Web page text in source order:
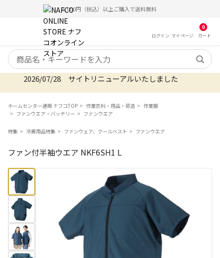
5,000円（税込）以上ご購入で送料無料
ログイン マイ ページ
0
カート
検索キーワード
2026/07/28 サイトリニューアルいたしました
ホームセンター通販 ナフコTOP 作業衣料・用品・荷造
作業服
ファンウエア・バッテリー
ファンウエア
特集 冷房用品特集 ファンウェア、クールベスト ファンウエア
ファン付半袖ウエア NKF6SH1 L